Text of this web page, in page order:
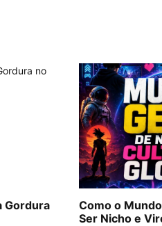
Gordura
Como o
Ser Nicho e